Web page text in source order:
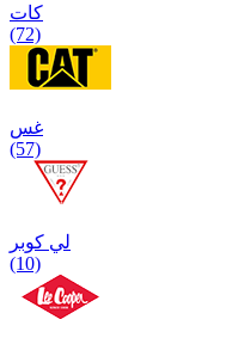
كات
(72)
غس
(57)
لي كوبر
(10)